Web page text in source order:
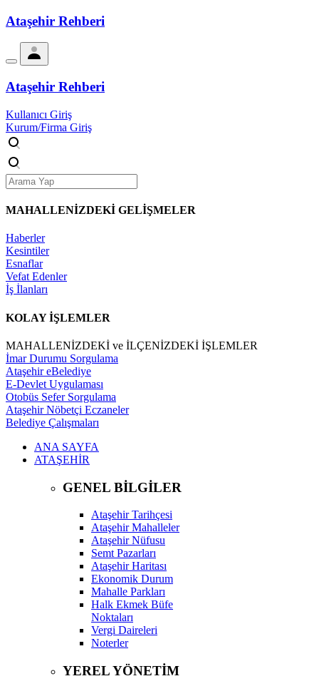
Ataşehir Rehberi
Ataşehir Rehberi
Kullanıcı Giriş
Kurum/Firma Giriş
MAHALLENİZDEKİ GELİŞMELER
Haberler
Kesintiler
Esnaflar
Vefat Edenler
İş İlanları
KOLAY İŞLEMLER
MAHALLENİZDEKİ ve İLÇENİZDEKİ İŞLEMLER
İmar Durumu Sorgulama
Ataşehir eBelediye
E-Devlet Uygulaması
Otobüs Sefer Sorgulama
Ataşehir Nöbetçi Eczaneler
Belediye Çalışmaları
ANA SAYFA
ATAŞEHİR
GENEL BİLGİLER
Ataşehir Tarihçesi
Ataşehir Mahalleler
Ataşehir Nüfusu
Semt Pazarları
Ataşehir Haritası
Ekonomik Durum
Mahalle Parkları
Halk Ekmek Büfe
Noktaları
Vergi Daireleri
Noterler
YEREL YÖNETİM